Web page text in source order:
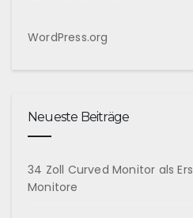
WordPress.org
Neueste Beiträge
34 Zoll Curved Monitor als
Monitore